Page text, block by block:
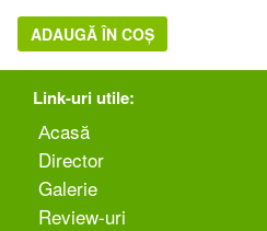
ADAUGĂ ÎN COȘ
Link-uri utile:
Аcasă
Director
Galerie
Review-uri